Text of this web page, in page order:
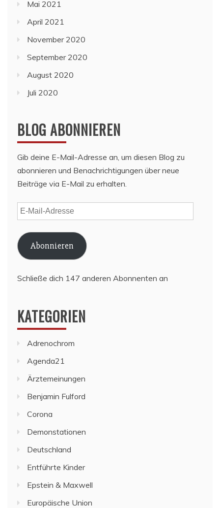
Mai 2021
April 2021
November 2020
September 2020
August 2020
Juli 2020
BLOG ABONNIEREN
Gib deine E-Mail-Adresse an, um diesen Blog zu
abonnieren und Benachrichtigungen über neue
Beiträge via E-Mail zu erhalten.
E-
Mail-
Adresse
Abonnieren
Schließe dich 147 anderen Abonnenten an
KATEGORIEN
Adrenochrom
Agenda21
Ärztemeinungen
Benjamin Fulford
Corona
Demonstationen
Deutschland
Entführte Kinder
Epstein & Maxwell
Europäische Union